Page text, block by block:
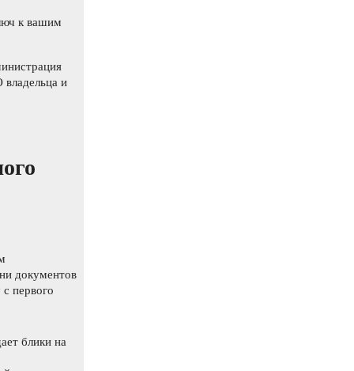
к вашим
и
документов
первого
блики на